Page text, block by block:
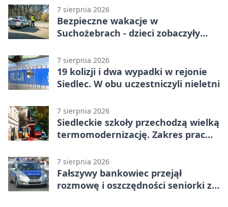
emocjonującej końcówce
7 sierpnia 2026
Bezpieczne wakacje w
Suchożebrach - dzieci zobaczyły
7 sierpnia 2026
19 kolizji i dwa wypadki w rejonie
Siedlec. W obu uczestniczyli nieletni
7 sierpnia 2026
Siedleckie szkoły przechodzą wielką
termomodernizację. Zakres prac
7 sierpnia 2026
Fałszywy bankowiec przejął
rozmowę i oszczędności seniorki z